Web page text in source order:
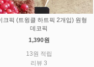
크픽 (트윙클 하트픽 2개입) 원형
데코픽
1,390원
13원 적립
리뷰 3